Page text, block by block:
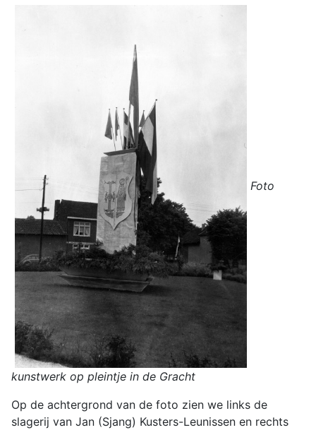
Foto
kunstwerk op pleintje in de Gracht
Op de achtergrond van de foto zien we links de
slagerij van Jan (Sjang) Kusters-Leunissen en rechts